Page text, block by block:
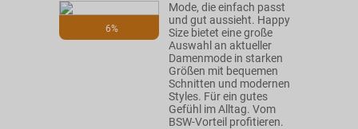
6%
Mode, die einfach passt
und gut aussieht. Happy
Size bietet eine große
Auswahl an aktueller
Damenmode in starken
Größen mit bequemen
Schnitten und modernen
Styles. Für ein gutes
Gefühl im Alltag. Vom
BSW-Vorteil profitieren.